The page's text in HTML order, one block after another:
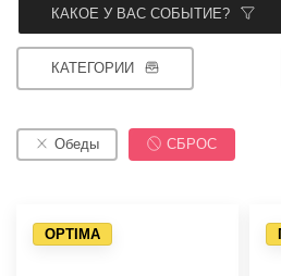
КАКОЕ У ВАС СОБЫТИЕ?
КАТЕГОРИИ
Обеды СБРОС
OPTIMA